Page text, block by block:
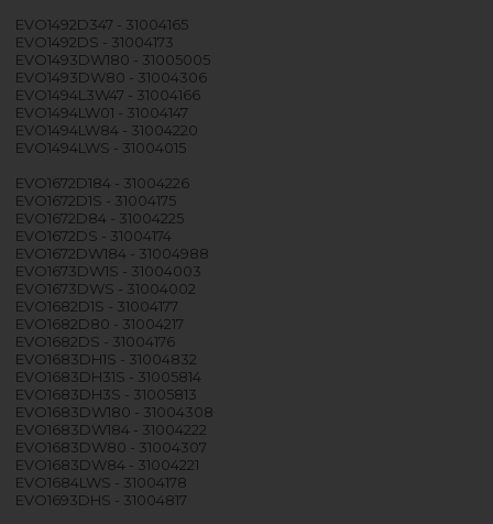
EVO1492D347 - 31004165
EVO1492DS - 31004173
EVO1493DW180 - 31005005
EVO1493DW80 - 31004306
EVO1494L3W47 - 31004166
EVO1494LW01 - 31004147
EVO1494LW84 - 31004220
EVO1494LWS - 31004015
EVO1672D184 - 31004226
EVO1672D1S - 31004175
EVO1672D84 - 31004225
EVO1672DS - 31004174
EVO1672DW184 - 31004988
EVO1673DW1S - 31004003
EVO1673DWS - 31004002
EVO1682D1S - 31004177
EVO1682D80 - 31004217
EVO1682DS - 31004176
EVO1683DH1S - 31004832
EVO1683DH31S - 31005814
EVO1683DH3S - 31005813
EVO1683DW180 - 31004308
EVO1683DW184 - 31004222
EVO1683DW80 - 31004307
EVO1683DW84 - 31004221
EVO1684LWS - 31004178
EVO1693DHS - 31004817